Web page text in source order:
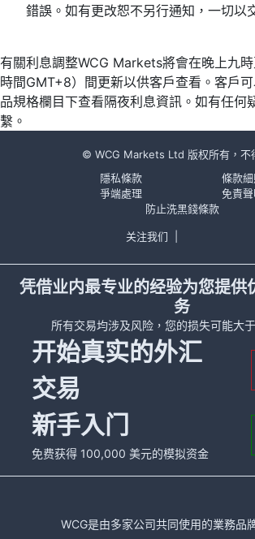
錯誤。如有更改恕不另行通知，一切以
有關利息調整WCG Markets將會在晚上九
時間GMT+8）間更新以供客戶查看。客戶
品規格欄目下查看隔夜利息資訊。如有任何
繫。
© WCG Markets Ltd 版权所有，不
隱私條款
條款細
爭端處理
免責聲
防止洗黑錢條款
关注我们
凭借业内最专业的经验为您提供
务
所有交易均涉及风险，您的损失可能大
开始真实的外汇
交易
新手入门
免费获得 100,000 美元的模拟资金
WCG是由多家公司共同使用的業務品